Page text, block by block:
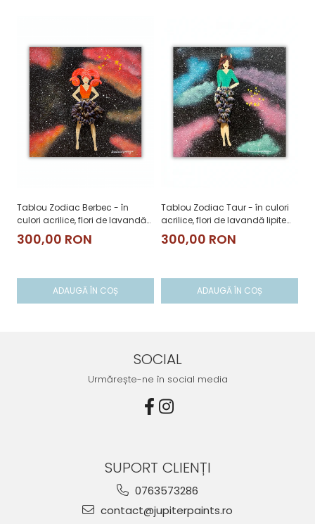
Tablou Zodiac Berbec - în
culori acrilice, flori de lavandă
lipite manual
300,00 RON
ADAUGĂ ÎN COȘ
Tablou Zodiac Taur - în culori
acrilice, flori de lavandă lipite
manual
300,00 RON
ADAUGĂ ÎN COȘ
SOCIAL
Urmărește-ne în social media
SUPORT CLIENȚI
0763573286
contact@jupiterpaints.ro